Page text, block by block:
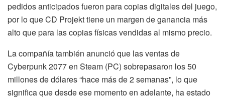
pedidos anticipados fueron para copias digitales del juego,
por lo que CD Projekt tiene un margen de ganancia más
alto que para las copias físicas vendidas al mismo precio.
La compañía también anunció que las ventas de
Cyberpunk 2077 en Steam (PC) sobrepasaron los 50
millones de dólares “hace más de 2 semanas”, lo que
significa que desde ese momento en adelante, ha estado